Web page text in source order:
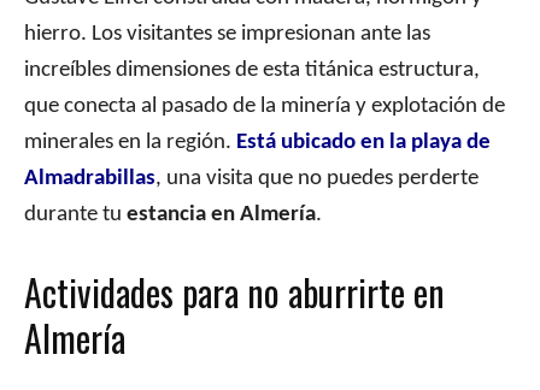
hierro. Los visitantes se impresionan ante las
increíbles dimensiones de esta titánica estructura,
que conecta al pasado de la minería y explotación de
minerales en la región. Está ubicado en la playa de
Almadrabillas, una visita que no puedes perderte
durante tu estancia en Almería.
Actividades para no aburrirte en
Almería